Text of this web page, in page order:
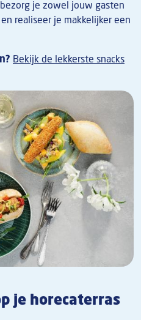
je zowel jouw gasten
realiseer je makkelijker een
Bekijk de lekkerste snacks
je horecaterras